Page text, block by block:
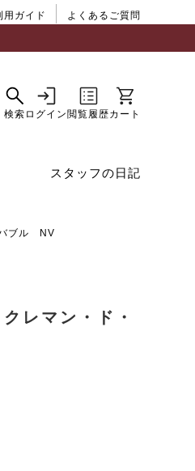
用ガイド よくあるご質問
スタッフの日記
ブル NV
レマン・ド・